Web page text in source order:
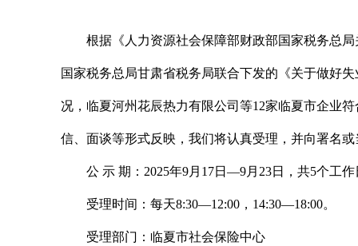
根据《人力资源社会保障部财政部国家税务总
国家税务总局甘肃省税务局联合下发的《关于做好
况，临夏河州花辰热力有限公司等12家临夏市企业
信、面谈等形式反映，我们将认真受理，并向署名
公 示 期：2025年9月17日—9月23日，共5个工作
受理时间：每天8:30—12:00，14:30—18:00。
受理部门：临夏市社会保险中心